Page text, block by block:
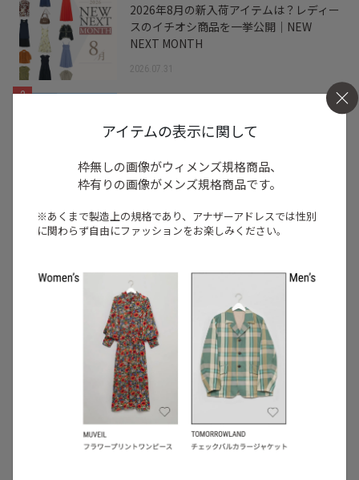
2026年8月の新入荷アイテムは？レディー
スのイチオシ商品を一挙公開｜NEW
NEXT MONTH
2026.07.31
2
カ・レリル・アローブの特別なドレスが
2026.07.23
コーディネート / アイテム
【甘シャツ・ブラウス100選】大人可愛い
2026.07.16
ニュース キャンペーン
【夏限定】短く借りて、たくさん楽し
む。短期レンタルキャンペーン開催
2026.06.01
アイテム
スタッフに聞いた！レンタルして良かっ
アイテムの表示に関して
枠無しの画像がウィメンズ規格商品、
枠有りの画像がメンズ規格商品です。
※あくまで製造上の規格であり、アナザーアドレスでは性別
に関わらず自由にファッションをお楽しみください。